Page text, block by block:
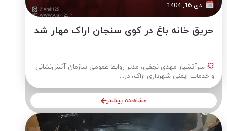
دی 16, 1404
حریق خانه باغ در کوی سنجان اراک مهار شد
سرآتشیار مهدی نجفی، مدیر روابط عمومی سازمان آتش‌نشانی
و خدمات ایمنی شهرداری اراک، در...
مشاهده بیشتر